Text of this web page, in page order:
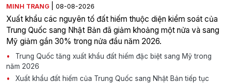
MINH TRANG 08-08-2026
Xuất khẩu các nguyên tố đất hiếm thuộc diện kiểm soát của
Trung Quốc sang Nhật Bản đã giảm khoảng một nửa và sang
Mỹ giảm gần 30% trong nửa đầu năm 2026.
Trung Quốc tăng xuất khẩu đất hiếm đặc biệt sang Mỹ trong
năm 2026
Xuất khẩu đất hiếm của Trung Quốc sang Nhật Bản tiếp tục